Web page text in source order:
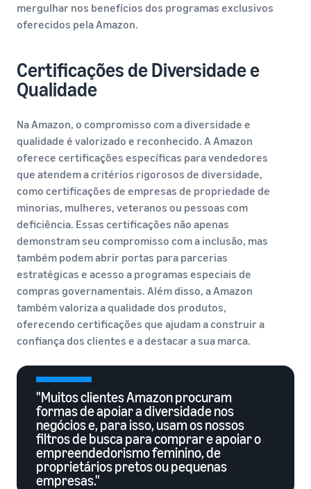
mergulhar nos benefícios dos programas exclusivos
oferecidos pela Amazon.
Certificações de Diversidade e
Qualidade
Na Amazon, o compromisso com a diversidade e
qualidade é valorizado e reconhecido. A Amazon
oferece certificações específicas para vendedores
que atendem a critérios rigorosos de diversidade,
como certificações de empresas de propriedade de
minorias, mulheres, veteranos ou pessoas com
deficiência. Essas certificações não apenas
demonstram seu compromisso com a inclusão, mas
também podem abrir portas para parcerias
estratégicas e acesso a programas especiais de
compras governamentais. Além disso, a Amazon
também valoriza a qualidade dos produtos,
oferecendo certificações que ajudam a construir a
confiança dos clientes e a destacar a sua marca.
"Muitos clientes Amazon procuram
formas de apoiar a diversidade nos
negócios e, para isso, usam os nossos
filtros de busca para comprar e apoiar o
empreendedorismo feminino, de
proprietários pretos ou pequenas
empresas."